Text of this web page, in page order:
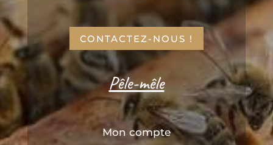
CONTACTEZ-NOUS !
Pêle-mêle
Mon compte